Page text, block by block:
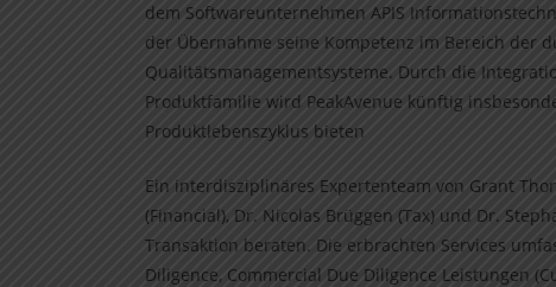
dem Softwareunternehmen APIS
der Übernahme seine Kompetenz im Bereich der
Qualitätsmanagementsysteme. Durch die
Produktfamilie wird PeakAvenue künftig
Produktlebenszyklus bieten
Ein interdisziplinäres Expertenteam von Grant
(Financial), Dr. Nicolas Brüggen (Tax) und Dr.
Transaktion beraten. Die erbrachten Services
Diligence, Commercial Due Diligence Leistungen